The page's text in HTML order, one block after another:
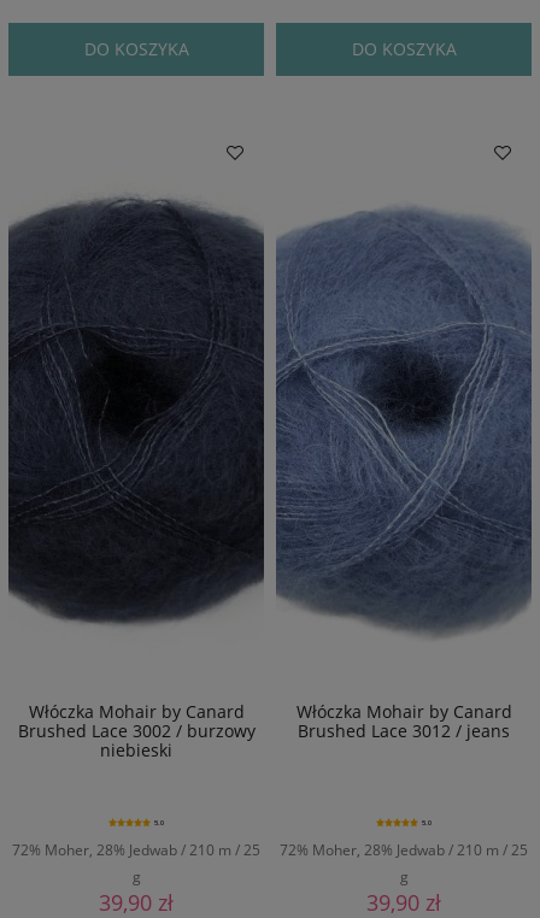
DO KOSZYKA DO KOSZYKA
Włóczka Mohair by Canard
Brushed Lace 3002 / burzowy
niebieski
72% Moher, 28% Jedwab / 210 m / 25
g
5.0
39,90 zł
Włóczka Mohair by Canard
Brushed Lace 3012 / jeans
72% Moher, 28% Jedwab / 210 m / 25
g
5.0
39,90 zł